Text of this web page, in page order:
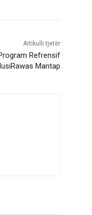
Artikulli tjetër
Refrensif
Mantap